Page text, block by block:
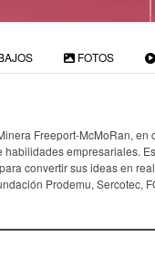
FOTOS
Freeport-McMoRan,
empresariales.
convertir sus ideas en
Prodemu, Sercotec,